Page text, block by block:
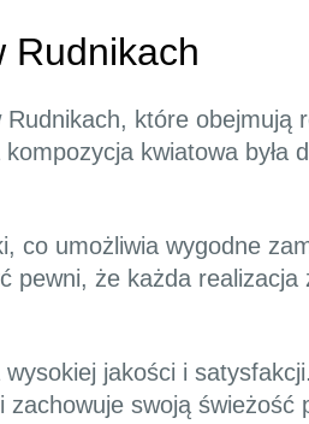
Rudnikach
które
kwiatowa była
co umożliwia wygodne
pewni, że każda
jakości i
swoją świeżość